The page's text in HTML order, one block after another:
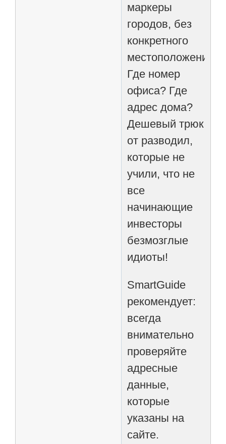
маркеры
городов, без
конкретного
местоположения.
Где номер
офиса? Где
адрес дома?
Дешевый трюк
от разводил,
которые не
учили, что не
все
начинающие
инвесторы
безмозглые
идиоты!
SmartGuide
рекомендует:
всегда
внимательно
проверяйте
адресные
данные,
которые
указаны на
сайте.